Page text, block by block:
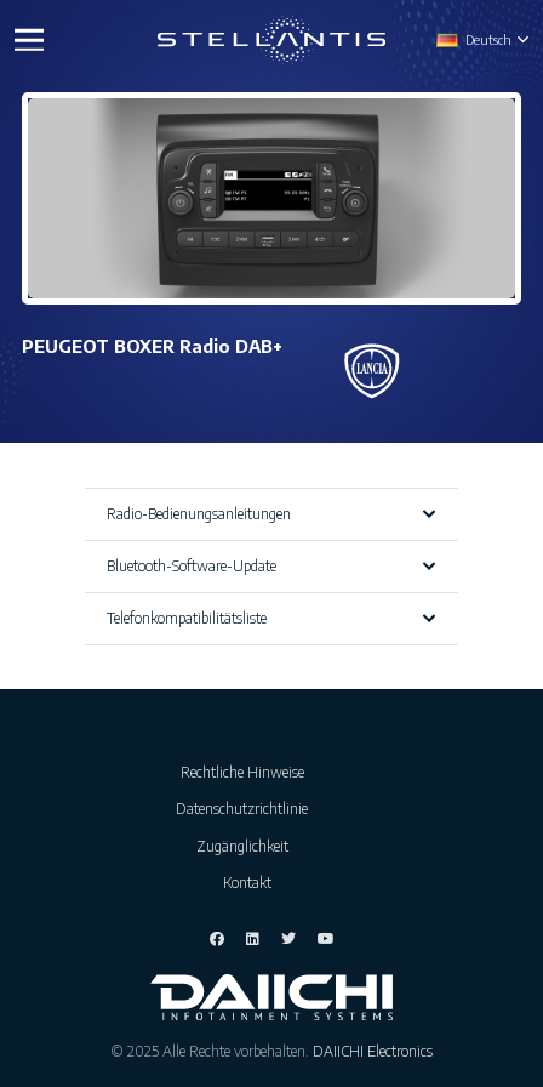
Deutsch
PEUGEOT BOXER Radio DAB+
Radio-Bedienungsanleitungen
Bluetooth-Software-Update
Telefonkompatibilitätsliste
Rechtliche Hinweise
Datenschutzrichtlinie
Zugänglichkeit
Kontakt
© 2025 Alle Rechte vorbehalten. DAIICHI Electronics